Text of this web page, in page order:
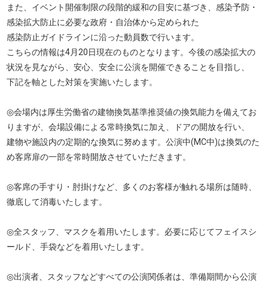
また、イベント開催制限の段階的緩和の目安に基づき、感染予防・
感染拡大防止に必要な政府・自治体から定められた
感染防止ガイドラインに沿った動員数で行います。
こちらの情報は4月20日現在のものとなります。今後の感染拡大の
状況を見ながら、安心、安全に公演を開催できることを目指し、
下記を軸とした対策を実施いたします。
◎会場内は厚生労働省の建物換気基準推奨値の換気能力を備えてお
りますが、会場設備による常時換気に加え、ドアの開放を行い、
建物や施設内の定期的な換気に努めます。公演中(MC中)は換気のた
め客席扉の一部を常時開放させていただきます。
◎客席の手すり・肘掛けなど、多くのお客様が触れる場所は随時、
徹底して消毒いたします。
◎全スタッフ、マスクを着用いたします。必要に応じてフェイスシ
ールド、手袋などを着用いたします。
◎出演者、スタッフなどすべての公演関係者は、準備期間から公演